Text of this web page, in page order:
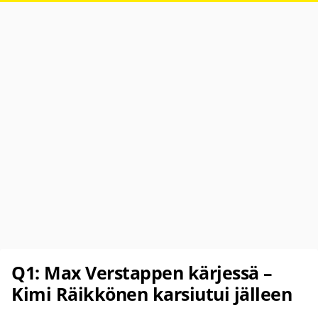
Q1: Max Verstappen kärjessä –
Kimi Räikkönen karsiutui jälleen